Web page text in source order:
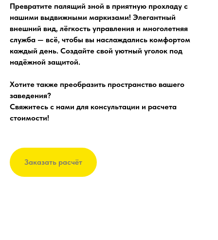
Превратите палящий зной в приятную прохладу с
нашими выдвижными маркизами! Элегантный
внешний вид, лёгкость управления и многолетняя
служба — всё, чтобы вы наслаждались комфортом
каждый день. Создайте свой уютный уголок под
надёжной защитой.
Хотите также преобразить пространство вашего
заведения?
Свяжитесь с нами для консультации и расчета
стоимости!
Заказать расчёт